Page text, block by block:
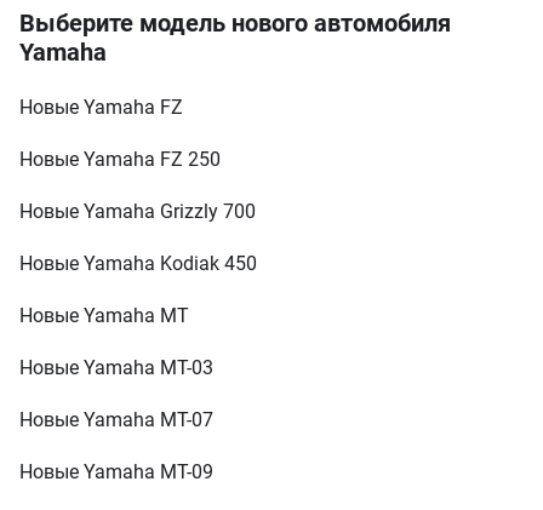
73 к.с.
от 608 836 грн
Выберите модель нового автомобиля
Yamaha
Новые Yamaha FZ
Новые Yamaha FZ 250
Новые Yamaha Grizzly 700
Новые Yamaha Kodiak 450
Новые Yamaha MT
Новые Yamaha MT-03
Новые Yamaha MT-07
Новые Yamaha MT-09